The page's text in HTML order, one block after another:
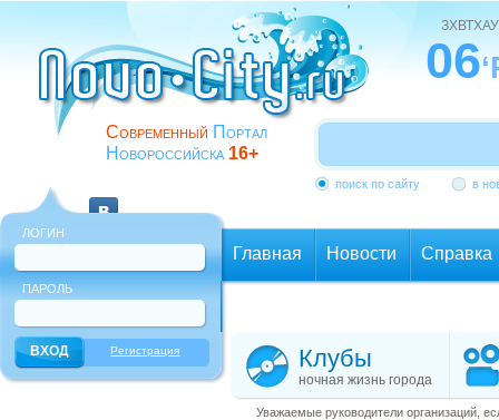
Современный Портал
Новороссийска 16+
ЗХВТХАУ
06
поиск по сайту в
ЛОГИН
ПАРОЛЬ
Регистрация
Главная Новости Справка
Клубы
ночная жизнь города
Уважаемые руководители организаций,